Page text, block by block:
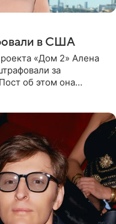
в США
«Дом 2» Алена
за
об этом она